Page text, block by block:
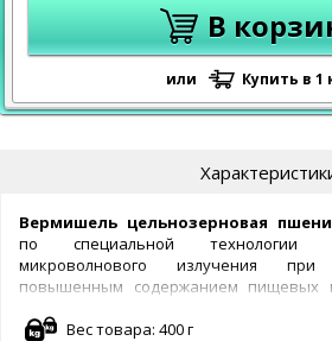
В
или Купить в 1
Вермишель цельнозерновая
по специальной технологии
микроволнового излучения
повышенным содержанием пищевых
веществ, витаминов, макро- и
Вес товара: 400 г